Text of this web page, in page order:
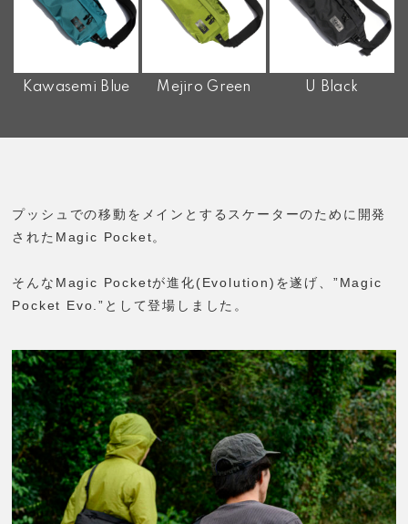
Kawasemi Blue Mejiro Green U Black
プッシュでの移動をメインとするスケーターのために開発
されたMagic Pocket。
そんなMagic Pocketが進化(Evolution)を遂げ、”Magic
Pocket Evo.”として登場しました。